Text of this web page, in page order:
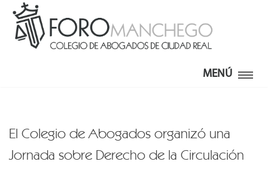
MENÚ
El Colegio de Abogados organizó una
Jornada sobre Derecho de la Circulación